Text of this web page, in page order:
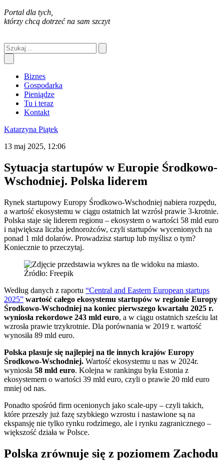
Portal dla tych,
którzy chcą dotrzeć na sam szczyt
Biznes
Gospodarka
Pieniądze
Tu i teraz
Kontakt
Katarzyna Piątek
13 maj 2025, 12:06
Sytuacja startupów w Europie Środkowo-
Wschodniej. Polska liderem
Rynek startupowy Europy Środkowo-Wschodniej nabiera rozpędu,
a wartość ekosystemu w ciągu ostatnich lat wzrósł prawie 3-krotnie.
Polska staje się liderem regionu – ekosystem o wartości 58 mld euro
i największa liczba jednorożców, czyli startupów wycenionych na
ponad 1 mld dolarów. Prowadzisz startup lub myślisz o tym?
Koniecznie to przeczytaj.
Źródło: Freepik
Według danych z raportu “Central and Eastern European startups
2025” wartość całego ekosystemu startupów w regionie Europy
Środkowo-Wschodniej na koniec pierwszego kwartału 2025 r.
wyniosła rekordowe 243 mld euro, a w ciągu ostatnich sześciu lat
wzrosła prawie trzykrotnie. Dla porównania w 2019 r. wartość
wynosiła 89 mld euro.
Polska plasuje się najlepiej na tle innych krajów Europy
Środkowo-Wschodniej. Wartość ekosystemu u nas w 2024r.
wyniosła 58 mld euro. Kolejna w rankingu była Estonia z
ekosystemem o wartości 39 mld euro, czyli o prawie 20 mld euro
mniej od nas.
Ponadto spośród firm ocenionych jako scale-upy – czyli takich,
które przeszły już fazę szybkiego wzrostu i nastawione są na
ekspansję nie tylko rynku rodzimego, ale i rynku zagranicznego –
większość działa w Polsce.
Polska zrównuje się z poziomem Zachodu